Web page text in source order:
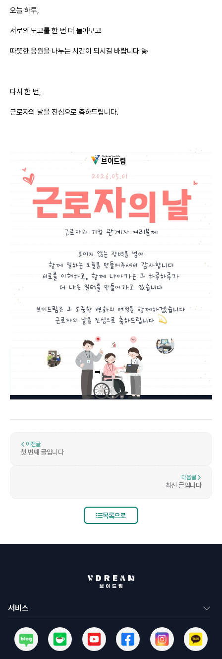
오늘 하루,
서로의 노고를 한 번 더 돌아보고
따뜻한 응원을 나누는 시간이 되시길 바랍니다 💫
다시 한 번,
근로자의 날을 진심으로 축하드립니다.
이전글
첫 번째 글입니다
다음글
최신 글입니다
목록으로
서비스